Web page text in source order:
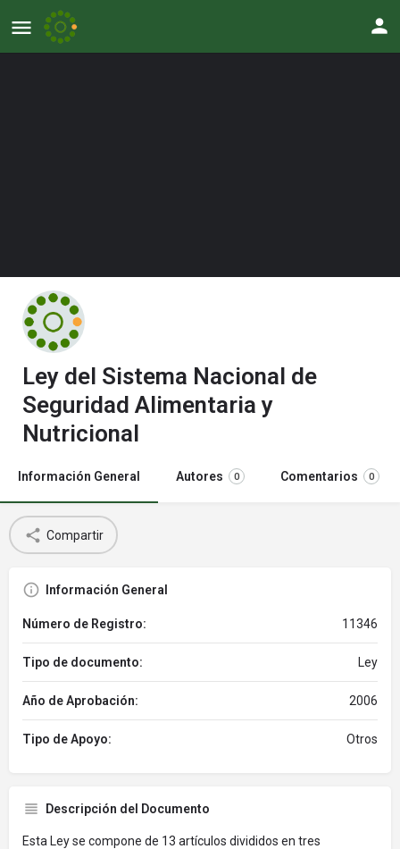
Ley del Sistema Nacional de
Seguridad Alimentaria y
Nutricional
Información General Autores 0 Comentarios 0
Compartir
Información General
Número de Registro: 11346
Tipo de documento: Ley
Año de Aprobación: 2006
Tipo de Apoyo: Otros
Descripción del Documento
Esta Ley se compone de 13 artículos divididos en tres